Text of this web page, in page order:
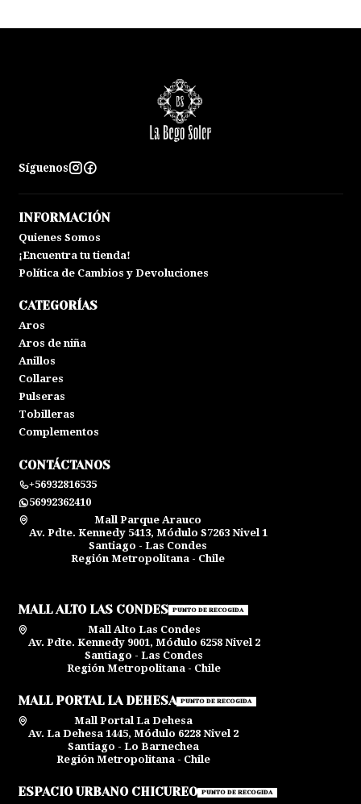
Síguenos
INFORMACIÓN
Quienes Somos
¡Encuentra tu tienda!
Política de Cambios y Devoluciones
CATEGORÍAS
Aros
Aros de niña
Anillos
Collares
Pulseras
Tobilleras
Complementos
CONTÁCTANOS
+56932816535
56992362410
Mall Parque Arauco
Av. Pdte. Kennedy 5413, Módulo S7263 Nivel 1
Santiago - Las Condes
Región Metropolitana - Chile
MALL ALTO LAS CONDES PUNTO DE RECOGIDA
Mall Alto Las Condes
Av. Pdte. Kennedy 9001, Módulo 6258 Nivel 2
Santiago - Las Condes
Región Metropolitana - Chile
MALL PORTAL LA DEHESA PUNTO DE RECOGIDA
Mall Portal La Dehesa
Av. La Dehesa 1445, Módulo 6228 Nivel 2
Santiago - Lo Barnechea
Región Metropolitana - Chile
ESPACIO URBANO CHICUREO PUNTO DE RECOGIDA